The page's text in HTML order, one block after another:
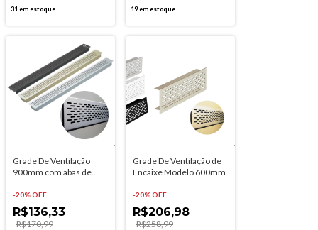
31 em estoque 19em estoque
Grade De Ventilação
900mm com abas de
-20% OFF
R$136,33
R$170,99
Grade De Ventilação de
Encaixe Modelo 600mm
-20% OFF
R$206,98
R$258,99